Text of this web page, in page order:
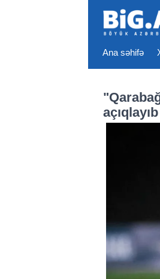
Ana səhifə
açıqlayıb